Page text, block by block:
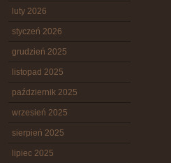
luty 2026
styczeń 2026
grudzień 2025
listopad 2025
październik 2025
wrzesień 2025
sierpień 2025
lipiec 2025